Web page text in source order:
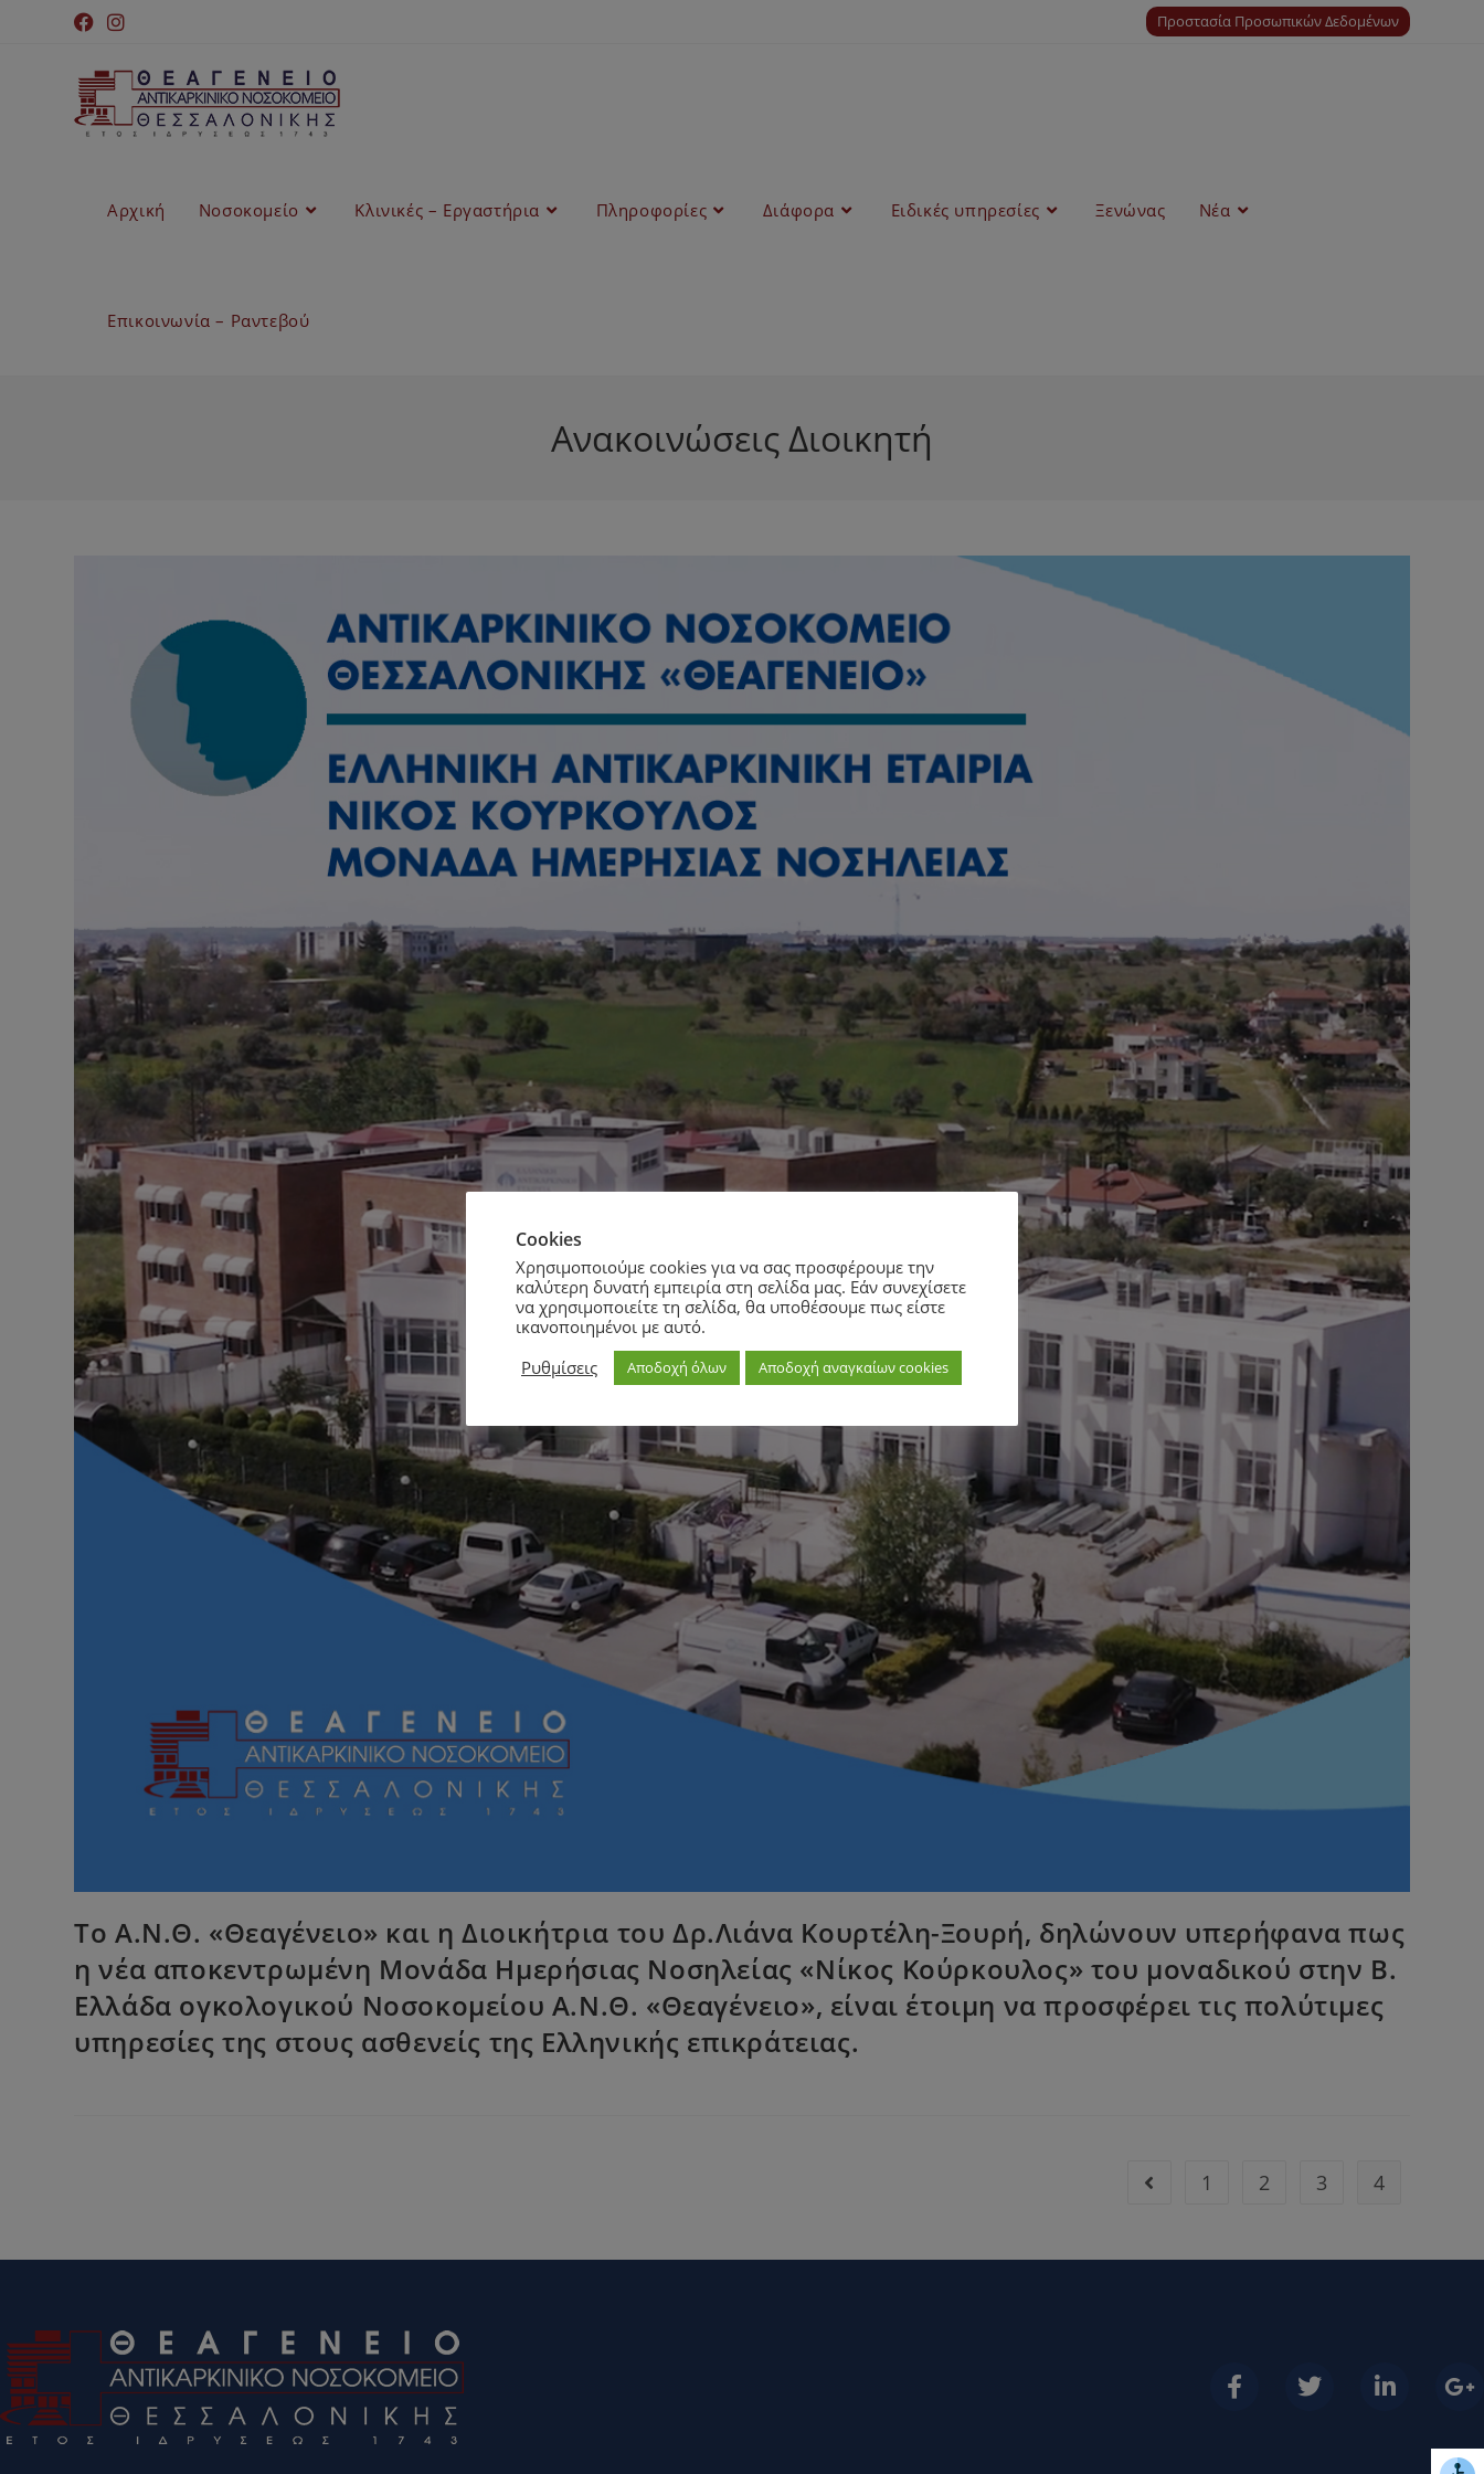
Προστασία Προσωπικών Δεδομένων
Αρχική Νοσοκομείο Κλινικές – Εργαστήρια Πληροφορίες Διάφορα Ειδικές υπηρεσίες Ξενώνας Νέα
Επικοινωνία – Ραντεβού
Ανακοινώσεις Διοικητή
Το Α.Ν.Θ. «Θεαγένειο» και η Διοικήτρια του Δρ.Λιάνα Κουρτέλη-Ξουρή, δηλώνουν υπερήφανα πως
η νέα αποκεντρωμένη Μονάδα Ημερήσιας Νοσηλείας «Νίκος Κούρκουλος» του μοναδικού στην Β.
Ελλάδα ογκολογικού Νοσοκομείου Α.Ν.Θ. «Θεαγένειο», είναι έτοιμη να προσφέρει τις πολύτιμες
υπηρεσίες της στους ασθενείς της Ελληνικής επικράτειας.
1 2 3 4
Cookies
Χρησιμοποιούμε cookies για να σας προσφέρουμε την
καλύτερη δυνατή εμπειρία στη σελίδα μας. Εάν συνεχίσετε
να χρησιμοποιείτε τη σελίδα, θα υποθέσουμε πως είστε
ικανοποιημένοι με αυτό.
Ρυθμίσεις
Αποδοχή όλων Αποδοχή αναγκαίων cookies